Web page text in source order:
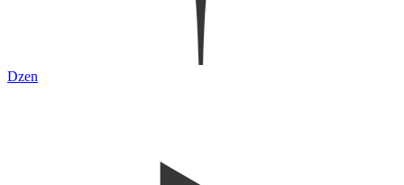
Dzen